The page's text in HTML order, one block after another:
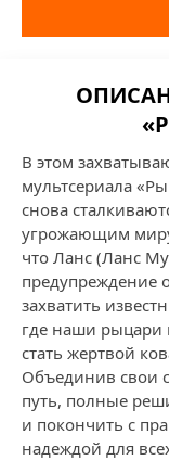
В этом
мультсериала
снова
угрожающим миру
что Ланс (Ланс
предупреждение
захватить
где наши рыцари
стать жертвой
Объединив свои
путь, полные
и покончить с
надеждой для